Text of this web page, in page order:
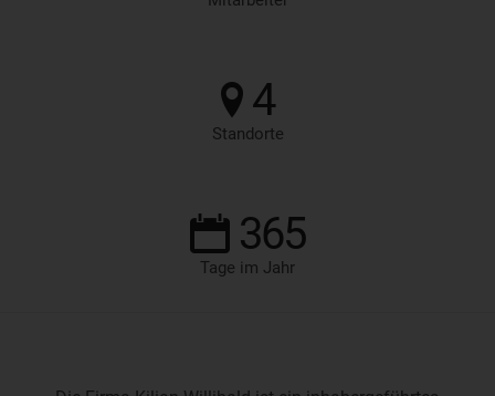
4
Standorte
365
Tage im Jahr